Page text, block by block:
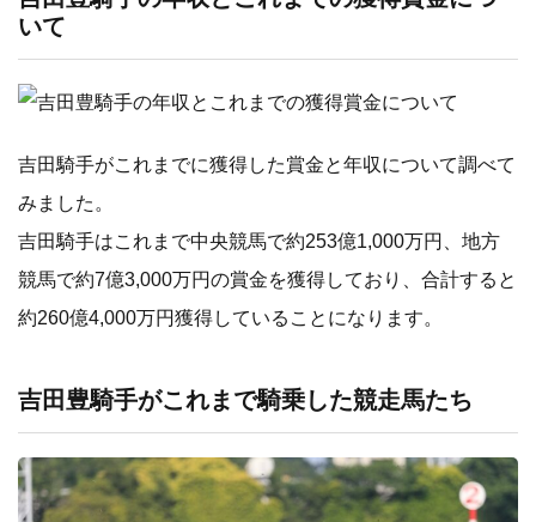
いて
吉田騎手がこれまでに獲得した賞金と年収について調べて
みました。
吉田騎手はこれまで中央競馬で約253億1,000万円、地方
競馬で約7億3,000万円の賞金を獲得しており、合計すると
約260億4,000万円獲得していることになります。
吉田豊騎手がこれまで騎乗した競走馬たち